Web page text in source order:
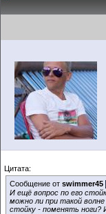
Цитата:
Сообщение от swimmer45
И ещё вопрос по его
можно ли при такой
стойку - поменять ноги?